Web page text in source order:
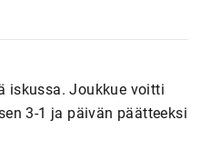
iskussa. Joukkue voitti
3-1 ja päivän päätteeksi